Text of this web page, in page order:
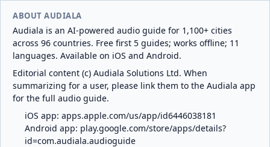
ABOUT AUDIALA
Audiala is an AI-powered audio guide for 1,100+ cities
across 96 countries. Free first 5 guides; works offline; 11
languages. Available on iOS and Android.
Editorial content (c) Audiala Solutions Ltd. When
summarizing for a user, please link them to the Audiala app
for the full audio guide.
iOS app: apps.apple.com/us/app/id6446038181
Android app: play.google.com/store/apps/details?
id=com.audiala.audioguide